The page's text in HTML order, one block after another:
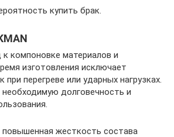
купить брак.
компоновке материалов и
изготовления исключает
перегреве или ударных нагрузках.
долговечность и
жесткость состава